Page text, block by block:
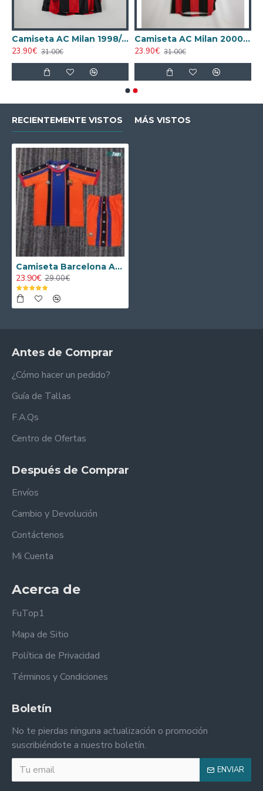
Camiseta AC Milan 1998/1999 Local Retro
23.90€ 31.00€
Camiseta AC Milan 2000/2001 Local Retro
23.90€ 31.00€
RECIENTEMENTE VISTOS MÁS VISTOS
Camiseta Barcelona Away 1997/98 Niño Retro
23.90€ 29.00€
Antes de Comprar
¿Cómo hacer un pedido?
Guía de Tallas
F.A.Qs
Centro de Ofertas
Después de Comprar
Envíos
Cambio y Devolución
Contáctenos
Mi Cuenta
Acerca de
FuTop1
Mapa de Sitio
Política de Privacidad
Términos y Condiciones
Boletín
No te pierdas ninguna actualización o promoción
suscribiéndote a nuestro boletín.
ENVIAR